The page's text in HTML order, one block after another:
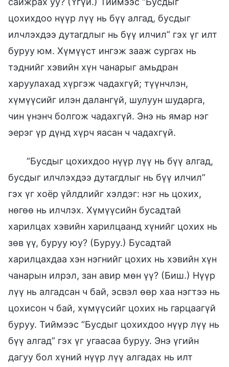
цохихдоо нүүр лүү нь бүү алгад, бусдыг
илчлэхдээ дутагдлыг нь бүү илчил” гэх үг илт
буруу юм. Хүмүүст ингэж зааж сургах нь
тэднийг хэвийн хүн чанарыг амьдран
харуулахад хүргэж чадахгүй; түүнчлэн,
хүмүүсийг илэн далангүй, шулуун шударга,
чин үнэнч болгож чадахгүй. Энэ нь ямар нэг
эерэг үр дүнд хүрч яасан ч чадахгүй.
“Бусдыг цохихдоо нүүр лүү нь бүү алгад,
бусдыг илчлэхдээ дутагдлыг нь бүү илчил”
гэх үг хоёр үйлдлийг хэлдэг: нэг нь цохих,
нөгөө нь илчлэх. Хүмүүсийн бусадтай
харилцах хэвийн харилцаанд хүнийг цохих нь
зөв үү, буруу юу? (Буруу.) Бусадтай
харилцахдаа хэн нэгнийг цохих нь хэвийн хүн
чанарын илрэл, зан авир мөн үү? (Биш.) Нүүр
лүү нь алгадсан ч бай, эсвэл өөр хаа нэгтээ нь
цохисон ч бай, хүмүүсийг цохих нь гарцаагүй
буруу. Тиймээс “Бусдыг цохихдоо нүүр лүү нь
бүү алгад” гэх үг угаасаа буруу. Энэ үгийн
дагуу бол хүний нүүр лүү алгадах нь илт